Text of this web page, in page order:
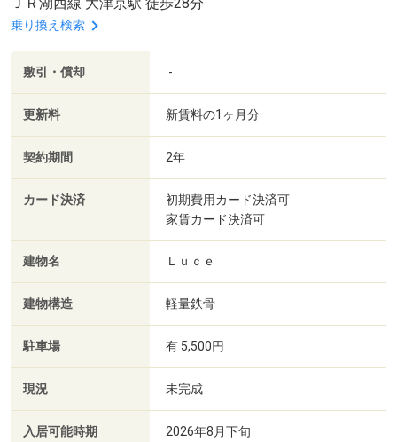
乗り換え検索
敷引・償却 -
更新料 新賃料の1ヶ月分
契約期間 2年
カード決済
初期費用カード決済可
家賃カード決済可
建物名 Ｌｕｃｅ
建物構造 軽量鉄骨
駐車場 有 5,500円
現況 未完成
入居可能時期 2026年8月下旬